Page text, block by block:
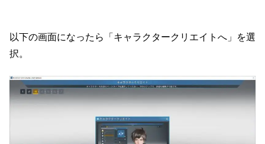
以下の画面になったら「キャラクタークリエイトへ」を選
択。